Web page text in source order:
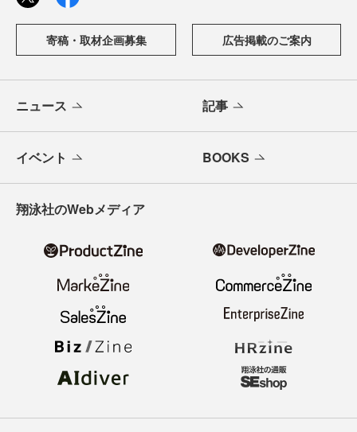
寄稿・取材企画募集 広告掲載のご案内
ニュース 記事
イベント BOOKS
翔泳社のWebメディア